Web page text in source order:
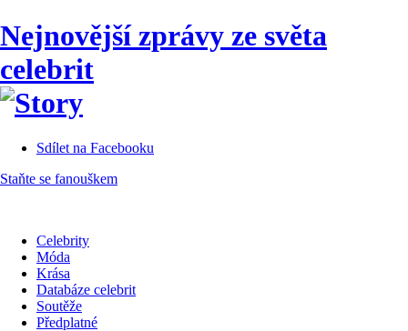
Nejnovější zprávy ze světa
celebrit
Sdílet na Facebooku
Staňte se fanouškem
Celebrity
Móda
Krása
Databáze celebrit
Soutěže
Předplatné